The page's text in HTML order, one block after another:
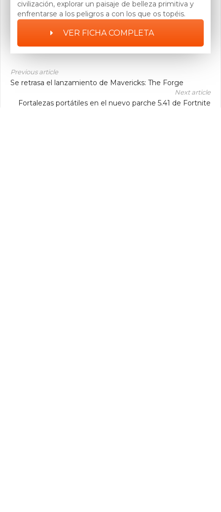
civilización, explorar un paisaje de belleza primitiva y
enfrentarse a los peligros a con los que os topéis.
VER FICHA COMPLETA
Previous article
Se retrasa el lanzamiento de Mavericks: The Forge
Next article
Fortalezas portátiles en el nuevo parche 5.41 de Fortnite